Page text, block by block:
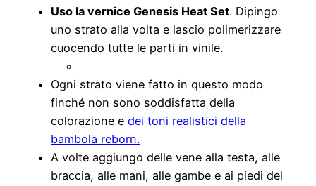
Uso la vernice Genesis Heat Set. Dipingo
uno strato alla volta e lascio polimerizzare
cuocendo tutte le parti in vinile.
Ogni strato viene fatto in questo modo
finché non sono soddisfatta della
colorazione e dei toni realistici della
bambola reborn.
A volte aggiungo delle vene alla testa, alle
braccia, alle mani, alle gambe e ai piedi del